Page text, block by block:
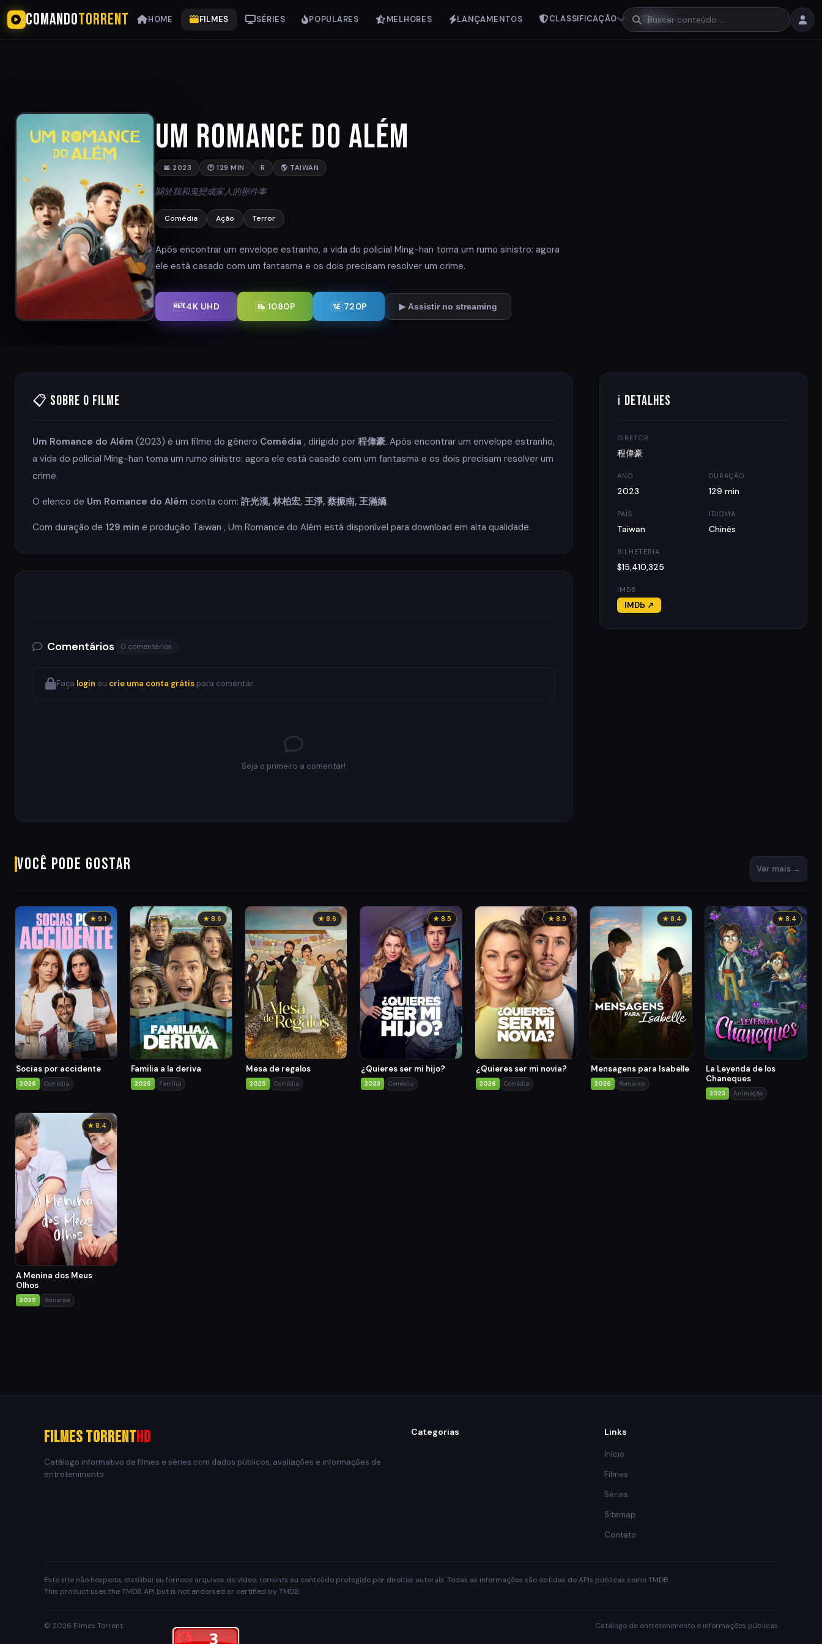
COMANDOTORRENT HOME FILMES SÉRIES POPULARES MELHORES LANÇAMENTOS CLASSIFICAÇÃO ANO
Um Romance do Além
📅 2023 🕐 129 MIN R 🌎 TAIWAN
關於我和鬼變成家人的那件事
Comédia Ação Terror
Após encontrar um envelope estranho, a vida do policial Ming-han toma um rumo sinistro: agora
ele está casado com um fantasma e os dois precisam resolver um crime.
4K UHD 1080P 720P ▶ Assistir no streaming
📋 Sobre o Filme
Um Romance do Além (2023) é um filme do gênero Comédia , dirigido por 程偉豪. Após encontrar um envelope estranho,
a vida do policial Ming-han toma um rumo sinistro: agora ele está casado com um fantasma e os dois precisam resolver um
crime.
O elenco de Um Romance do Além conta com: 許光漢, 林柏宏, 王淨, 蔡振南, 王滿嬌.
Com duração de 129 min e produção Taiwan , Um Romance do Além está disponível para download em alta qualidade.
Comentários 0 comentários
Faça login ou crie uma conta grátis para comentar.
Seja o primeiro a comentar!
ℹ Detalhes
DIRETOR
程偉豪
ANO
2023
DURAÇÃO
129 min
PAÍS
Taiwan
IDIOMA
Chinês
BILHETERIA
$15,410,325
IMDB
IMDb ↗
Você pode gostar Ver mais →
★ 9.1
Socias por accidente
2026 Comédia
★ 8.6
Familia a la deriva
2026 Família
★ 8.6
Mesa de regalos
2025 Comédia
★ 8.5
¿Quieres ser mi hijo?
2023 Comédia
★ 8.5
¿Quieres ser mi novia?
2026 Comédia
★ 8.4
Mensagens para Isabelle
2026 Romance
★ 8.4
La Leyenda de los
Chaneques
2023 Animação
★ 8.4
A Menina dos Meus
Olhos
2025 Romance
Filmes TorrentHD
Catálogo informativo de filmes e séries com dados públicos, avaliações e informações de
entretenimento.
Categorias Links
Início
Filmes
Séries
Sitemap
Contato
Este site não hospeda, distribui ou fornece arquivos de vídeo, torrents ou conteúdo protegido por direitos autorais. Todas as informações são obtidas de APIs públicas como TMDB.
This product uses the TMDB API but is not endorsed or certified by TMDB.
© 2026 Filmes Torrent Catálogo de entretenimento e informações públicas